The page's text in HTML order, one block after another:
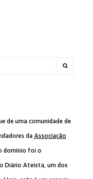
de uma comunidade de
daAssociação
domínio foi o
Diário Ateísta, um dos